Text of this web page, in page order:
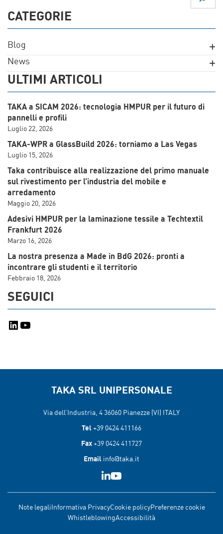
CATEGORIE
Blog
News
ULTIMI ARTICOLI
TAKA a SICAM 2026: tecnologia HMPUR per il futuro di
pannelli e profili
Luglio 22, 2026
TAKA-WPR a GlassBuild 2026: torniamo a Las Vegas
Luglio 15, 2026
Taka contribuisce alla realizzazione del primo manuale
sul rivestimento per l’industria del mobile e
arredamento
Maggio 20, 2026
Adesivi HMPUR per la laminazione tessile a Techtextil
Frankfurt 2026
Marzo 16, 2026
La nostra presenza a Made in BdG 2026: pronti a
incontrare gli studenti e il territorio
Febbraio 18, 2026
SEGUICI
LinkedIn
YouTube
TAKA SRL UNIPERSONALE
Via dell’Industria, 4 36060 Pianezze (VI) ITALY
Tel +39 0424 411166
Fax +39 0424 411727
Email info@taka.it
Note legali Informativa PrivacyCookie policyPreferenze cookie
WhistleblowingAccessibilità